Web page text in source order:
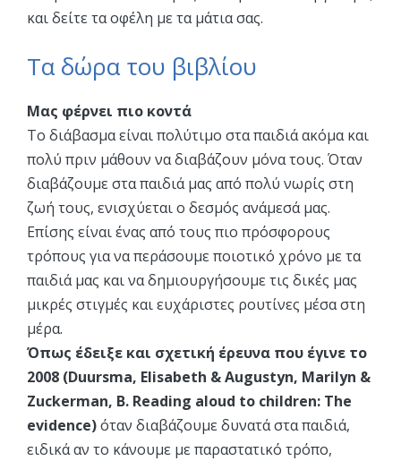
και δείτε τα οφέλη με τα μάτια σας.
Τα δώρα του βιβλίου
Μας φέρνει πιο κοντά
Το διάβασμα είναι πολύτιμο στα παιδιά ακόμα και
πολύ πριν μάθουν να διαβάζουν μόνα τους. Όταν
διαβάζουμε στα παιδιά μας από πολύ νωρίς στη
ζωή τους, ενισχύεται ο δεσμός ανάμεσά μας.
Επίσης είναι ένας από τους πιο πρόσφορους
τρόπους για να περάσουμε ποιοτικό χρόνο με τα
παιδιά μας και να δημιουργήσουμε τις δικές μας
μικρές στιγμές και ευχάριστες ρουτίνες μέσα στη
μέρα.
Όπως έδειξε και σχετική έρευνα που έγινε το
2008 (Duursma, Elisabeth & Augustyn, Marilyn &
Zuckerman, B. Reading aloud to children: The
evidence)όταν διαβάζουμε δυνατά στα παιδιά,
ειδικά αν το κάνουμε με παραστατικό τρόπο,